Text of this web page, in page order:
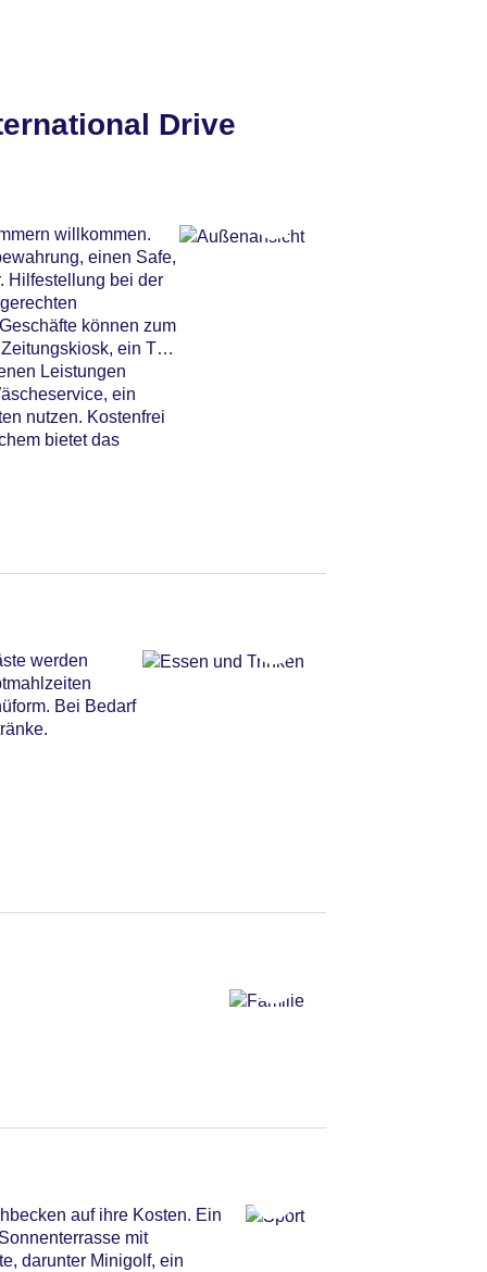
Drive
willkommen.
einen Safe,
Hilfestellung bei der
können zum
ein TV-
Leistungen
ein
nutzen. Kostenfrei
bietet das
am Pool
werden
Bei Bedarf
auf ihre Kosten. Ein
mit
darunter Minigolf, ein